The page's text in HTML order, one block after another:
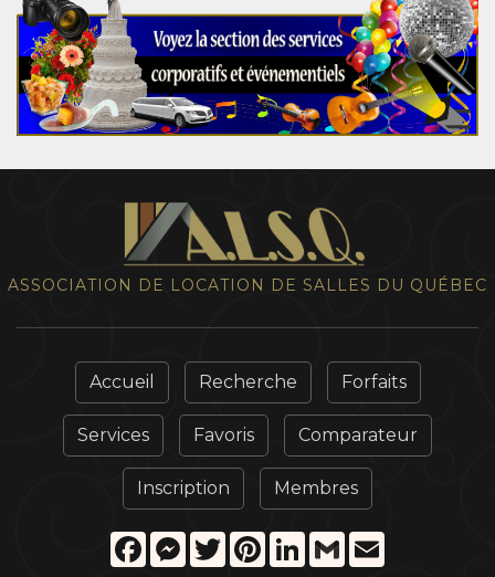
ASSOCIATION DE LOCATION DE SALLES DU QUÉBEC
Accueil Recherche Forfaits
Services Favoris Comparateur
Inscription Membres
FacebookMessenger
TwitterPinterestLinkedIn
Gmail